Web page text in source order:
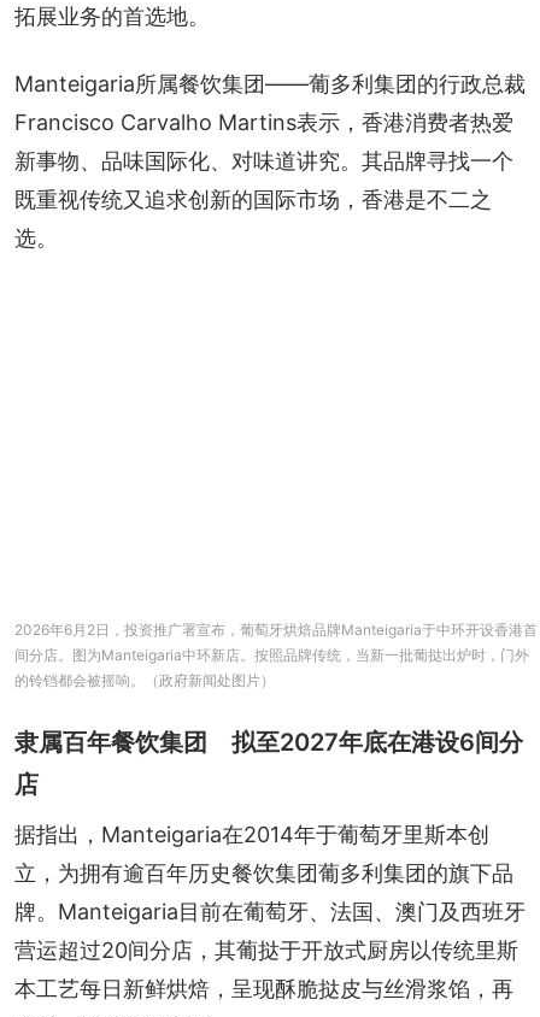
拓展业务的首选地。
Manteigaria所属餐饮集团——葡多利集团的行政总裁
Francisco Carvalho Martins表示，香港消费者热爱
新事物、品味国际化、对味道讲究。其品牌寻找一个
既重视传统又追求创新的国际市场，香港是不二之
选。
2026年6月2日，投资推广署宣布，葡萄牙烘焙品牌Manteigaria于中环开设香港首
间分店。图为Manteigaria中环新店。按照品牌传统，当新一批葡挞出炉时，门外
的铃铛都会被摇响。（政府新闻处图片）
隶属百年餐饮集团 拟至2027年底在港设6间分
店
据指出，Manteigaria在2014年于葡萄牙里斯本创
立，为拥有逾百年历史餐饮集团葡多利集团的旗下品
牌。Manteigaria目前在葡萄牙、法国、澳门及西班牙
营运超过20间分店，其葡挞于开放式厨房以传统里斯
本工艺每日新鲜烘焙，呈现酥脆挞皮与丝滑浆馅，再